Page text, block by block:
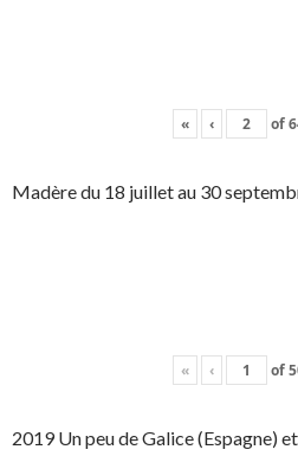
« ‹ of
Madère du 18 juillet au 30
« ‹ of
2019 Un peu de Galice (Espagne)